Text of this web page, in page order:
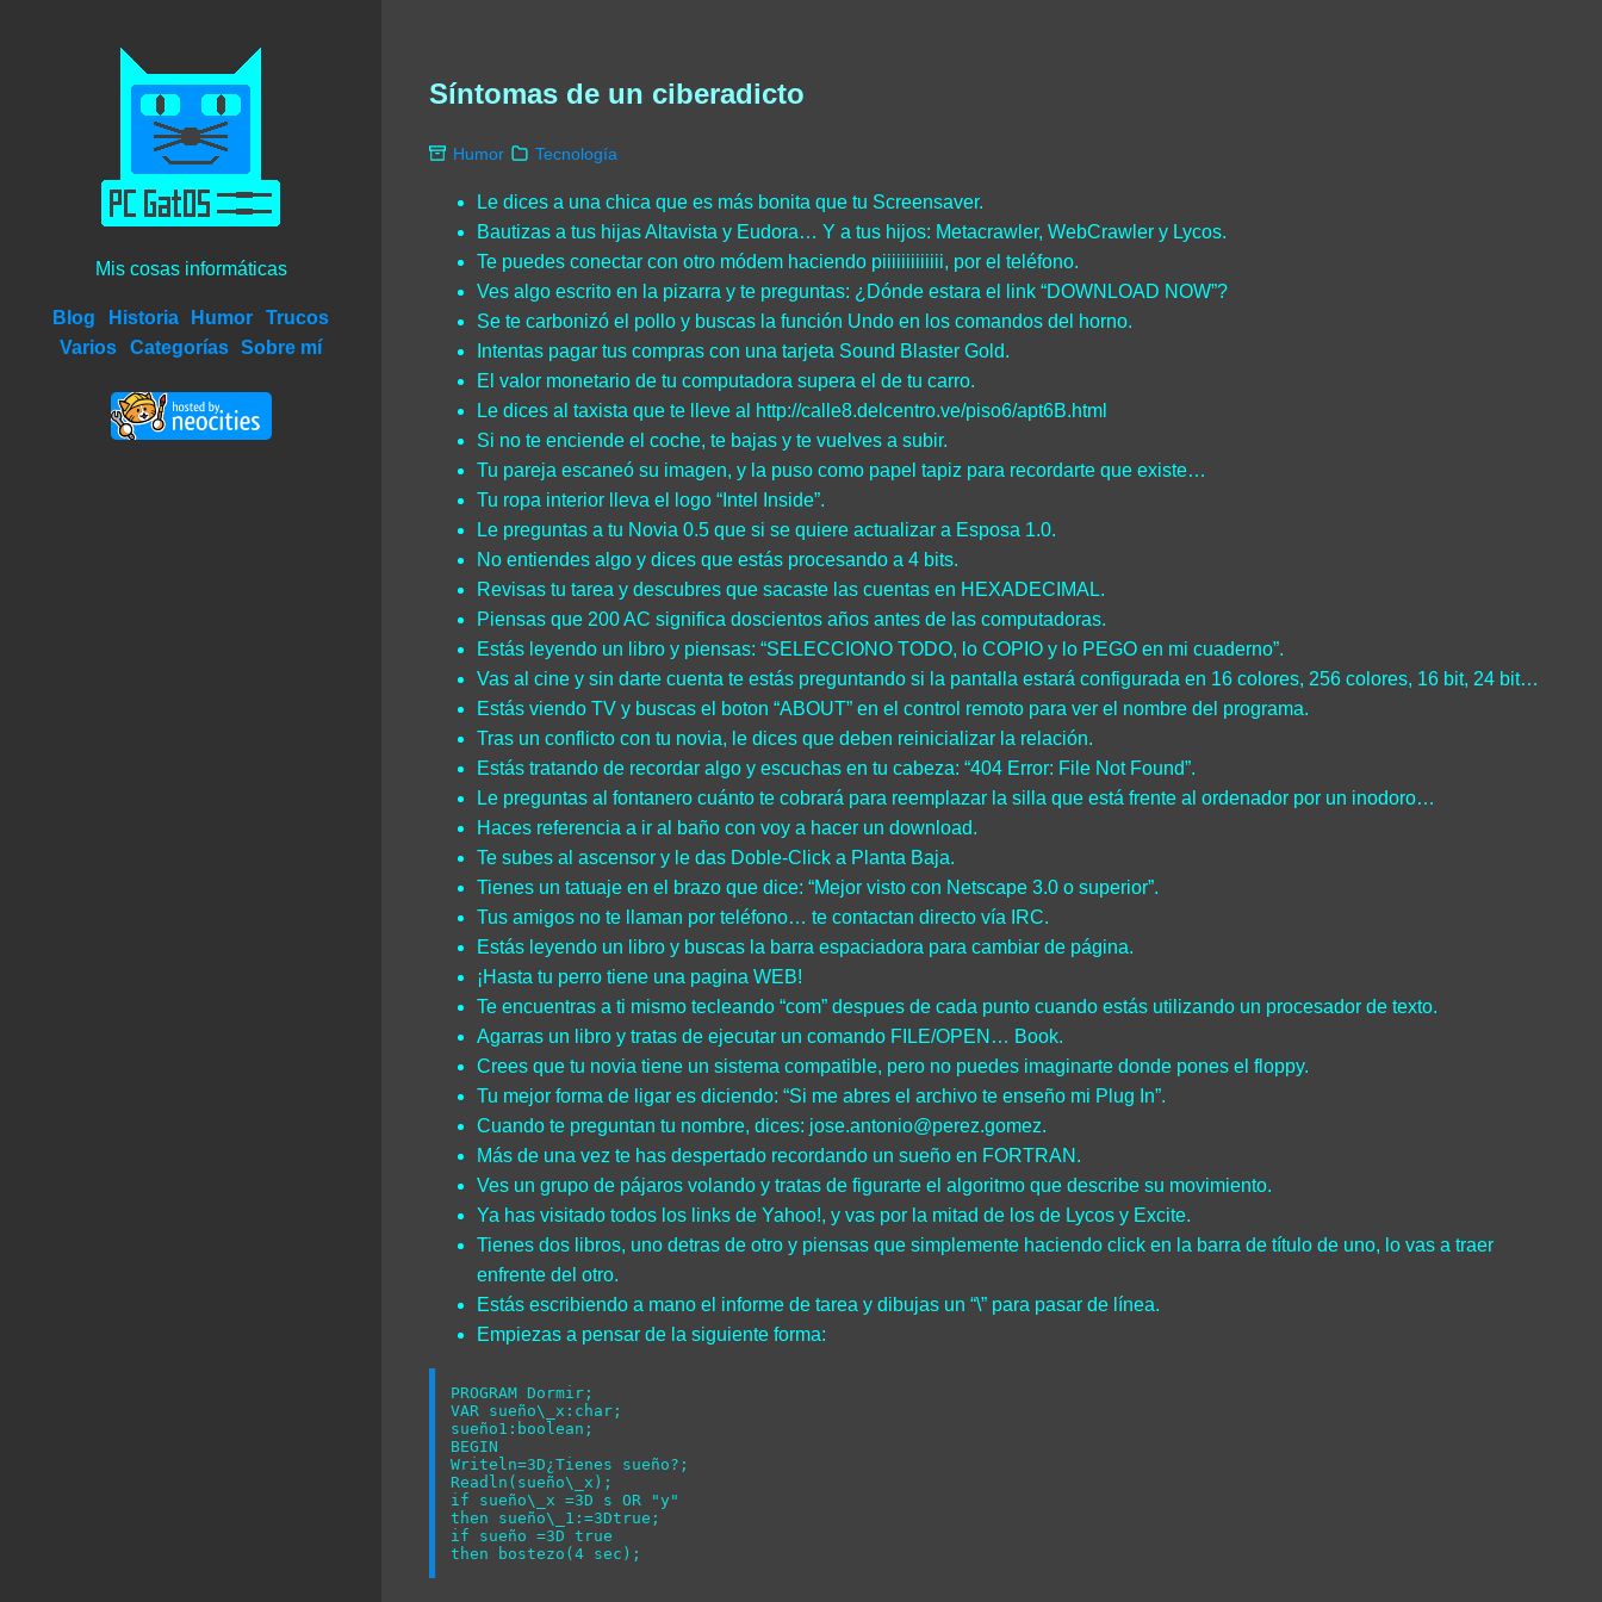
Mis cosas informáticas
Blog Historia Humor
Trucos
Varios
Categorías Sobre mí
Síntomas de un ciberadicto
Humor Tecnología
Le dices a una chica que es más bonita que tu Screensaver.
Bautizas a tus hijas Altavista y Eudora… Y a tus hijos: Metacrawler, WebCrawler y Lycos.
Te puedes conectar con otro módem haciendo piiiiiiiiiiiii, por el teléfono.
Ves algo escrito en la pizarra y te preguntas: ¿Dónde estara el link “DOWNLOAD NOW”?
Se te carbonizó el pollo y buscas la función Undo en los comandos del horno.
Intentas pagar tus compras con una tarjeta Sound Blaster Gold.
El valor monetario de tu computadora supera el de tu carro.
Le dices al taxista que te lleve al http://calle8.delcentro.ve/piso6/apt6B.html
Si no te enciende el coche, te bajas y te vuelves a subir.
Tu pareja escaneó su imagen, y la puso como papel tapiz para recordarte que existe…
Tu ropa interior lleva el logo “Intel Inside”.
Le preguntas a tu Novia 0.5 que si se quiere actualizar a Esposa 1.0.
No entiendes algo y dices que estás procesando a 4 bits.
Revisas tu tarea y descubres que sacaste las cuentas en HEXADECIMAL.
Piensas que 200 AC significa doscientos años antes de las computadoras.
Estás leyendo un libro y piensas: “SELECCIONO TODO, lo COPIO y lo PEGO en mi cuaderno”.
Vas al cine y sin darte cuenta te estás preguntando si la pantalla estará configurada en 16 colores, 256 colores, 16 bit, 24 bit…
Estás viendo TV y buscas el boton “ABOUT” en el control remoto para ver el nombre del programa.
Tras un conflicto con tu novia, le dices que deben reinicializar la relación.
Estás tratando de recordar algo y escuchas en tu cabeza: “404 Error: File Not Found”.
Le preguntas al fontanero cuánto te cobrará para reemplazar la silla que está frente al ordenador por un inodoro…
Haces referencia a ir al baño con voy a hacer un download.
Te subes al ascensor y le das Doble-Click a Planta Baja.
Tienes un tatuaje en el brazo que dice: “Mejor visto con Netscape 3.0 o superior”.
Tus amigos no te llaman por teléfono… te contactan directo vía IRC.
Estás leyendo un libro y buscas la barra espaciadora para cambiar de página.
¡Hasta tu perro tiene una pagina WEB!
Te encuentras a ti mismo tecleando “com” despues de cada punto cuando estás utilizando un procesador de texto.
Agarras un libro y tratas de ejecutar un comando FILE/OPEN… Book.
Crees que tu novia tiene un sistema compatible, pero no puedes imaginarte donde pones el floppy.
Tu mejor forma de ligar es diciendo: “Si me abres el archivo te enseño mi Plug In”.
Cuando te preguntan tu nombre, dices: jose.antonio@perez.gomez.
Más de una vez te has despertado recordando un sueño en FORTRAN.
Ves un grupo de pájaros volando y tratas de figurarte el algoritmo que describe su movimiento.
Ya has visitado todos los links de Yahoo!, y vas por la mitad de los de Lycos y Excite.
Tienes dos libros, uno detras de otro y piensas que simplemente haciendo click en la barra de título de uno, lo vas a traer
enfrente del otro.
Estás escribiendo a mano el informe de tarea y dibujas un “\” para pasar de línea.
Empiezas a pensar de la siguiente forma:
PROGRAM Dormir;
VAR sueño\_x:char;
sueño1:boolean;
BEGIN
Writeln=3D¿Tienes sueño?;
Readln(sueño\_x);
if sueño\_x =3D s OR "y"
then sueño\_1:=3Dtrue;
if sueño =3D true